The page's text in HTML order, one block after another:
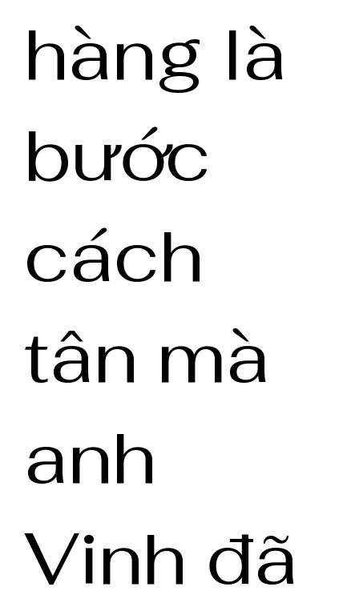
hàng là
bước
cách
tân mà
anh
Vinh đã